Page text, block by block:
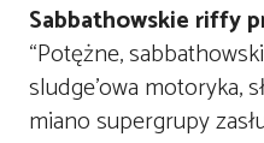
Sabbathowskie riffy
“Potężne,
sludge’owa motoryka,
miano supergrupy